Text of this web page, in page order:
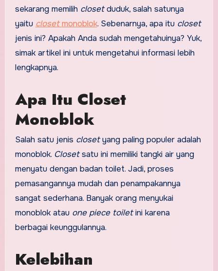
sekarang memilih closetduduk, salah satunya
yaitu closetmonoblok. Sebenarnya, apa itu closet
jenis ini? Apakah Anda sudah mengetahuinya? Yuk,
simak artikel ini untuk mengetahui informasi lebih
lengkapnya.
Apa Itu Closet
Monoblok
Salah satu jenis closetyang paling populer adalah
monoblok. Closetsatu ini memiliki tangki air yang
menyatu dengan badan toilet. Jadi, proses
pemasangannya mudah dan penampakannya
sangat sederhana. Banyak orang menyukai
monoblok atau one piece toiletini karena
berbagai keunggulannya.
Kelebihan